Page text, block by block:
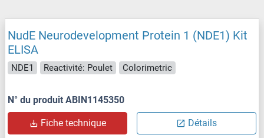
NudE Neurodevelopment Protein 1 (NDE1) Kit
ELISA
NDE1 Reactivité: Poulet Colorimetric
N° du produit ABIN1145350
Fiche technique Détails